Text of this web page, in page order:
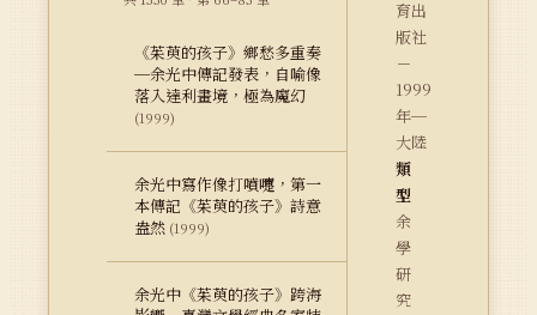
《茱萸的孩子》鄉愁多重奏
─余光中傳記發表，自喻像
落入達利畫境，極為魔幻
(1999)
余光中寫作像打噴嚏，第一
本傳記《茱萸的孩子》詩意
盎然 (1999)
余光中《茱萸的孩子》跨海
育出
版社
－
1999
年─
大陸
類
型
余
學
研
究